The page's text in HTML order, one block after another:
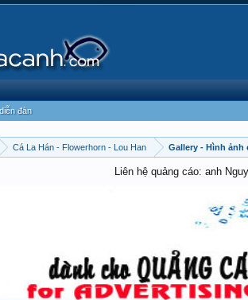
Cá La Hán - Flowerhorn - Lou Han Gallery - Hình ảnh
Liên hệ quảng cáo: anh
đàn